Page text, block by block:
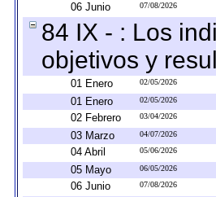
06 Junio 07/08/2026
84 IX - : Los
objetivos y
01 Enero 02/05/2026
01 Enero 02/05/2026
02 Febrero 03/04/2026
03 Marzo 04/07/2026
04 Abril 05/06/2026
05 Mayo 06/05/2026
06 Junio 07/08/2026